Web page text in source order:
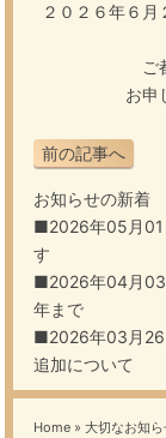
２０２６年６
ご
お申
前の記事へ
お知らせの新着
■2026年05月01
す
■2026年04月03
年まで
■2026年03月26
追加について
Home » 大切なお知